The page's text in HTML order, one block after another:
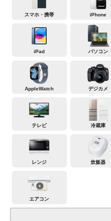
スマホ・携帯 iPhone
iPad パソコン
AppleWatch デジカメ
テレビ 冷蔵庫
レンジ 炊飯器
エアコン